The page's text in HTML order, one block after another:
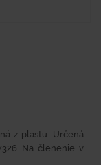
z plastu. Určená
Na členenie v